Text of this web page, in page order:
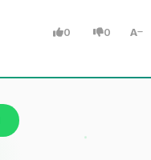
0 0 A